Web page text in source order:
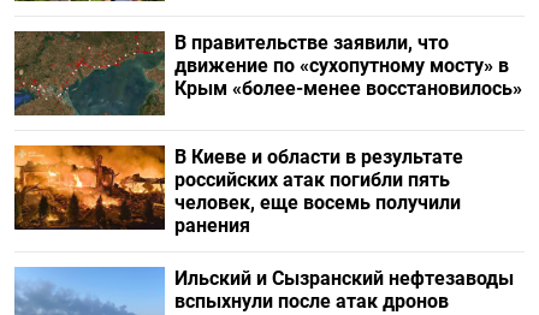
В правительстве заявили, что
движение по «сухопутному мосту» в
Крым «более-менее восстановилось»
В Киеве и области в результате
российских атак погибли пять
человек, еще восемь получили
ранения
Ильский и Сызранский нефтезаводы
вспыхнули после атак дронов